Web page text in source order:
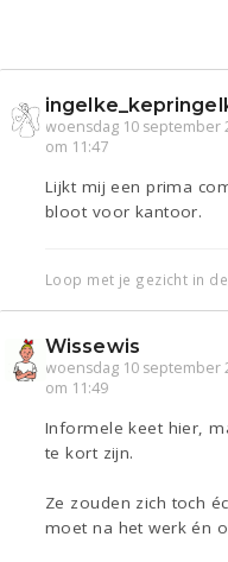
woensdag 10 september
om 11:47
Lijkt mij een prima
bloot voor kantoor.
Loop met je gezicht in
Wissewis
woensdag 10 september
om 11:49
Informele keet hier,
te kort zijn.
Ze zouden zich toch
moet na het werk én